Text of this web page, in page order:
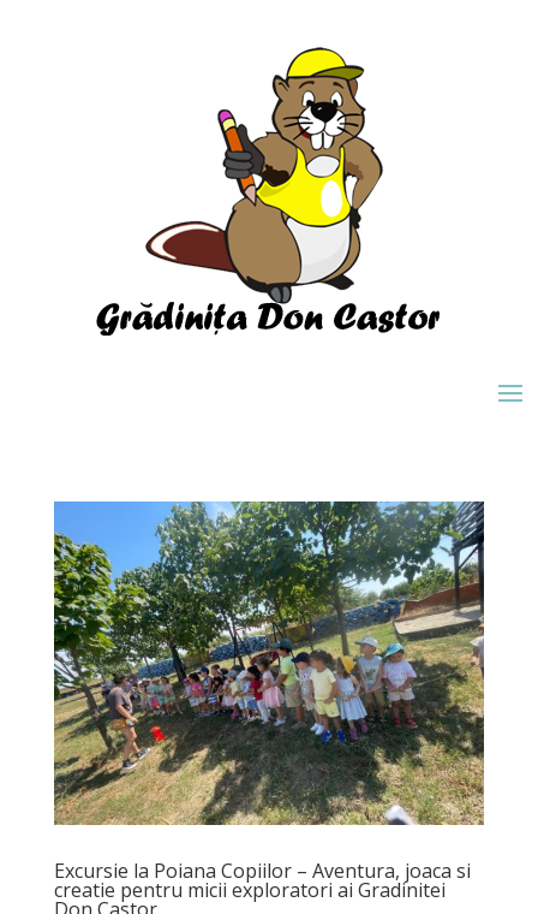
Excursie la Poiana Copiilor – Aventura, joaca si
creatie pentru micii exploratori ai Gradinitei